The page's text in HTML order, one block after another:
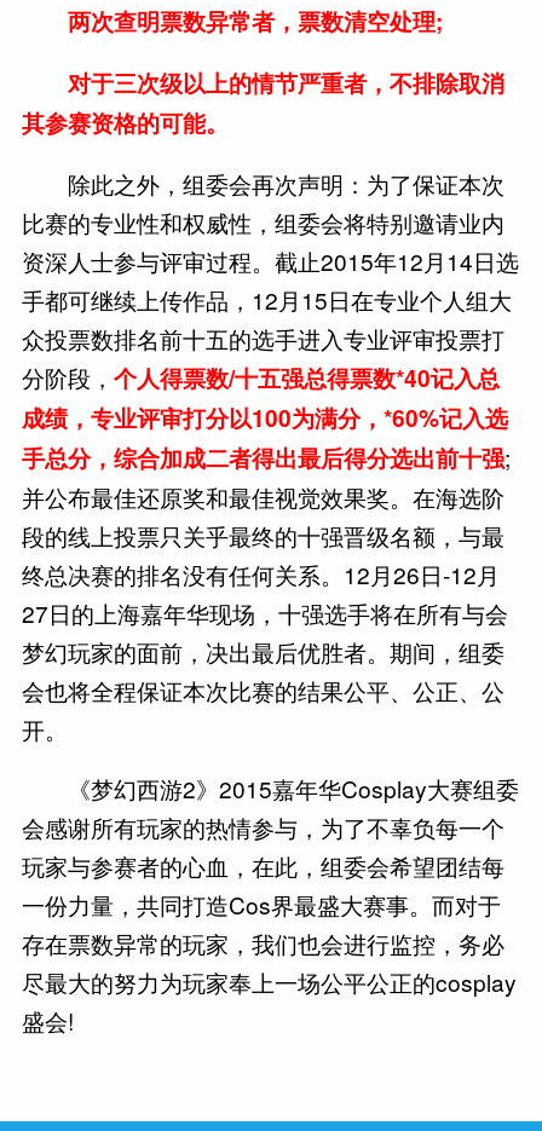
两次查明票数异常者，票数清空处理;
对于三次级以上的情节严重者，不排除取消
其参赛资格的可能。
除此之外，组委会再次声明：为了保证本次
比赛的专业性和权威性，组委会将特别邀请业内
资深人士参与评审过程。截止2015年12月14日选
手都可继续上传作品，12月15日在专业个人组大
众投票数排名前十五的选手进入专业评审投票打
分阶段， 个人得票数/十五强总得票数*40记入总
成绩，专业评审打分以100为满分，*60%记入选
手总分，综合加成二者得出最后得分选出前十强;
并公布最佳还原奖和最佳视觉效果奖。在海选阶
段的线上投票只关乎最终的十强晋级名额，与最
终总决赛的排名没有任何关系。12月26日-12月
27日的上海嘉年华现场，十强选手将在所有与会
梦幻玩家的面前，决出最后优胜者。期间，组委
会也将全程保证本次比赛的结果公平、公正、公
开。
《梦幻西游2》2015嘉年华Cosplay大赛组委
会感谢所有玩家的热情参与，为了不辜负每一个
玩家与参赛者的心血，在此，组委会希望团结每
一份力量，共同打造Cos界最盛大赛事。而对于
存在票数异常的玩家，我们也会进行监控，务必
尽最大的努力为玩家奉上一场公平公正的cosplay
盛会!